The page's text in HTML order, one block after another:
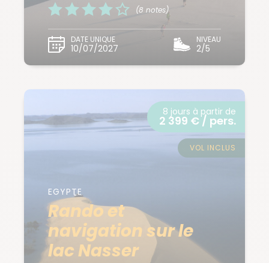
(8 notes)
DATE UNIQUE
10/07/2027
NIVEAU
2/5
EGYPTE
Rando et
navigation sur le
lac Nasser
8 jours à partir de
2 399 € / pers.
VOL INCLUS